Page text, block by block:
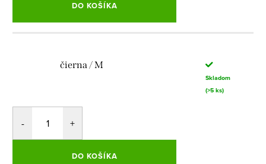
DO KOŠÍKA
čierna / M
Skladom
(>5 ks)
DO KOŠÍKA